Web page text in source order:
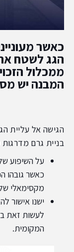
כאשר
הגג לשטח
ממכלול
המבנה יש
הגישה אל עליית
בניית גרם
על השיפוע
כאשר גובהו
מקסימאלי
ישנו אישור
לעשות זאת
המקומית.